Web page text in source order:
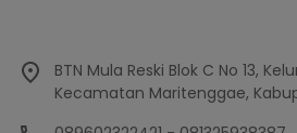
BTN Mula Reski Blok C No 13,
Kecamatan Maritenggae,